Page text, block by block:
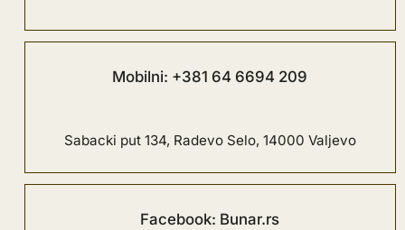
Mobilni: +381 64 6694 209
Sabacki put 134, Radevo Selo, 14000 Valjevo
Facebook: Bunar.rs